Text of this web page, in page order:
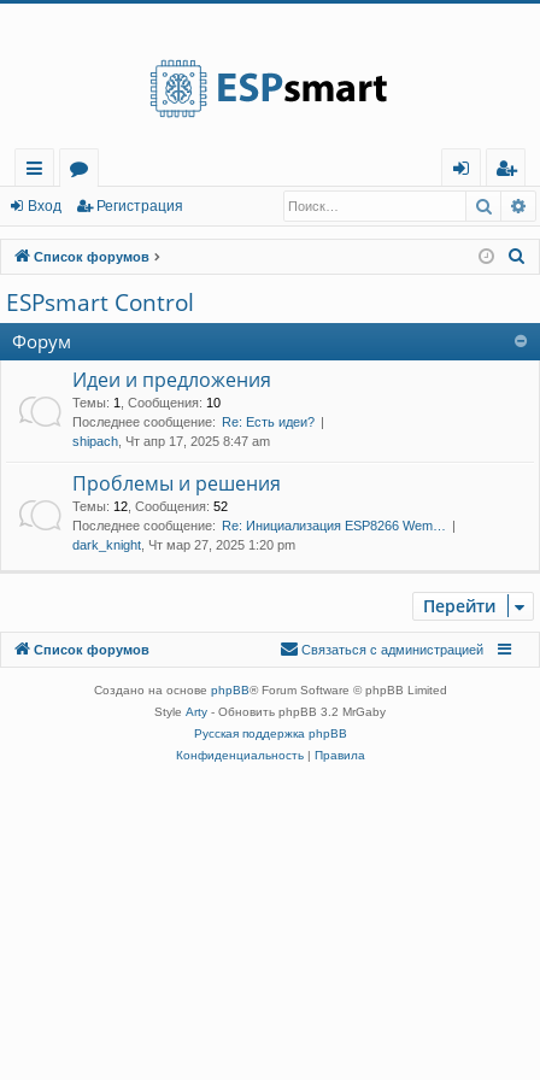
с
ы
лк
и
о
ру
м
ы
д
г
ис
тр
Вход Регистрация
Список форумов
к
ESPsmart Control
Форум
Идеи и предложения
Темы: 1 Сообщения: 10
Последнее сообщение: Re: Есть идеи?
shipach , Чт апр 17, 2025 8:47 am
Проблемы и решения
Темы: 12 Сообщения: 52
Последнее сообщение: Re: Инициализация ESP8266 Wem…
dark_knight , Чт мар 27, 2025 1:20 pm
Перейти
Список форумов
Связаться с
Связаться с администрацией
Создано на основе phpBB® Forum Software © phpBB Limited
Style Arty - Обновить phpBB 3.2 MrGaby
Русская поддержка phpBB
Конфиденциальность| Правила